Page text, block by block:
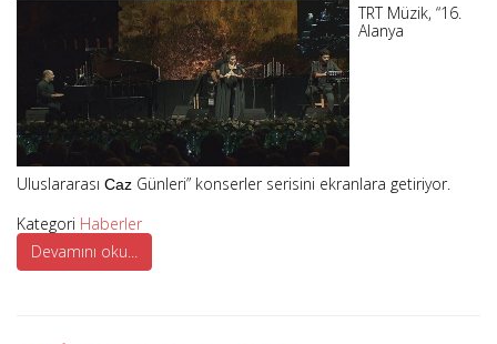
TRT Müzik, “16.
Alanya
Uluslararası Caz Günleri” konserler serisini ekranlara getiriyor.
Kategori Haberler
Devamını oku...